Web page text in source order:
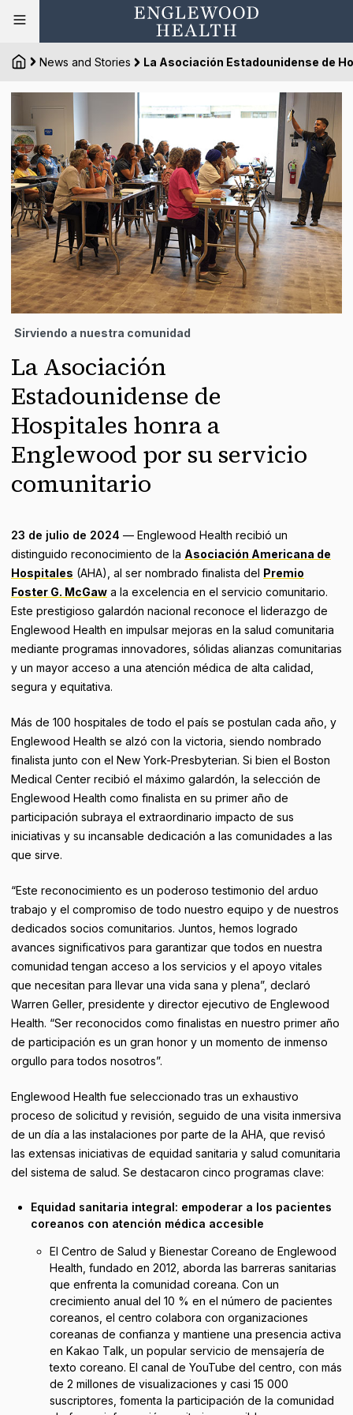
News and Stories La Asociación Estadounidense de
Sirviendo a nuestra comunidad
La Asociación
Estadounidense de
Hospitales honra a
Englewood por su servicio
comunitario
23 de julio de 2024 — Englewood Health recibió un
distinguido reconocimiento de la Asociación Americana de
Hospitales (AHA), al ser nombrado finalista del Premio
Foster G. McGaw a la excelencia en el servicio comunitario.
Este prestigioso galardón nacional reconoce el liderazgo de
Englewood Health en impulsar mejoras en la salud comunitaria
mediante programas innovadores, sólidas alianzas comunitarias
y un mayor acceso a una atención médica de alta calidad,
segura y equitativa.
Más de 100 hospitales de todo el país se postulan cada año, y
Englewood Health se alzó con la victoria, siendo nombrado
finalista junto con el New York-Presbyterian. Si bien el Boston
Medical Center recibió el máximo galardón, la selección de
Englewood Health como finalista en su primer año de
participación subraya el extraordinario impacto de sus
iniciativas y su incansable dedicación a las comunidades a las
que sirve.
“Este reconocimiento es un poderoso testimonio del arduo
trabajo y el compromiso de todo nuestro equipo y de nuestros
dedicados socios comunitarios. Juntos, hemos logrado
avances significativos para garantizar que todos en nuestra
comunidad tengan acceso a los servicios y el apoyo vitales
que necesitan para llevar una vida sana y plena”, declaró
Warren Geller, presidente y director ejecutivo de Englewood
Health. “Ser reconocidos como finalistas en nuestro primer año
de participación es un gran honor y un momento de inmenso
orgullo para todos nosotros”.
Englewood Health fue seleccionado tras un exhaustivo
proceso de solicitud y revisión, seguido de una visita inmersiva
de un día a las instalaciones por parte de la AHA, que revisó
las extensas iniciativas de equidad sanitaria y salud comunitaria
del sistema de salud. Se destacaron cinco programas clave:
Equidad sanitaria integral: empoderar a los pacientes
coreanos con atención médica accesible
El Centro de Salud y Bienestar Coreano de Englewood
Health, fundado en 2012, aborda las barreras sanitarias
que enfrenta la comunidad coreana. Con un
crecimiento anual del 10 % en el número de pacientes
coreanos, el centro colabora con organizaciones
coreanas de confianza y mantiene una presencia activa
en Kakao Talk, un popular servicio de mensajería de
texto coreano. El canal de YouTube del centro, con más
de 2 millones de visualizaciones y casi 15 000
suscriptores, fomenta la participación de la comunidad